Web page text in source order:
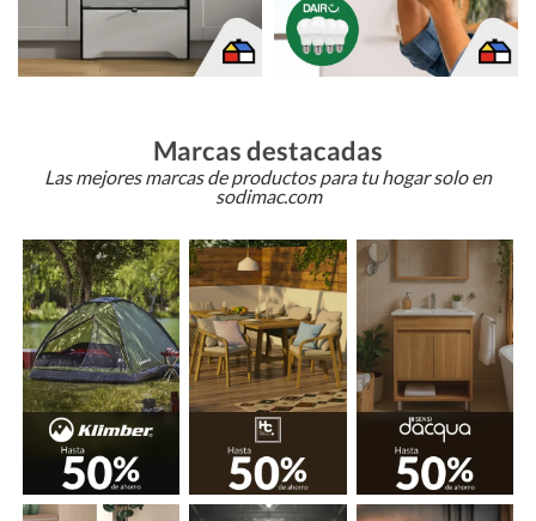
Marcas destacadas
Las mejores marcas de productos para tu hogar solo en
sodimac.com